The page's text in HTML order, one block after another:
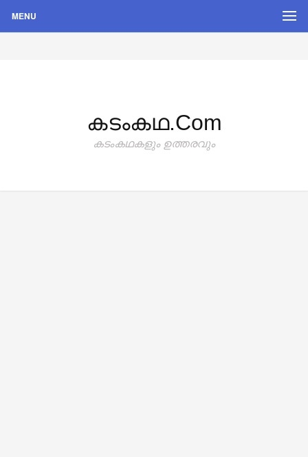
MENU
കടംകഥ.com
കടംകഥകളും ഉത്തരവും